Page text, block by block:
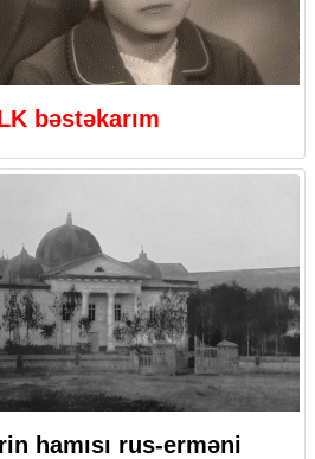
bəstəkarım
hamısı rus-erməni